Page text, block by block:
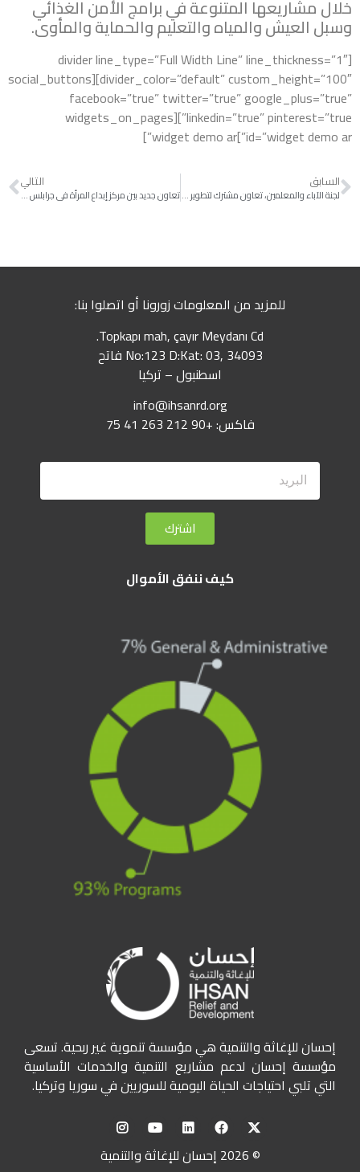
خلال مشاريعها المتنوعة في برامج الأمن الغذائي
وسبل العيش والمياه والتعليم والحماية والمأوى.
[divider line_type=”Full Width Line” line_thickness=”1″
divider_color=”default” custom_height=”100″][social_buttons
facebook=”true” twitter=”true” google_plus=”true”
linkedin=”true” pinterest=”true”][widgets_on_pages
id=”widget demo ar”]widget demo ar”]
السابق
لجنة الآباء والمعلمين، تعاون مشترك لتطوير المدارس المدعومة من مؤسسة إحسان
التالي
تعاون جديد بين مركز إبداع المرأة في جرابلس ولجنة إعادة الاستقرار بهدف دعم وتمكين المرأة
للمزيد من المعلومات زورونا أو اتصلوا بنا:
Topkapı mah, çayır Meydanı Cd.
No:123 D:Kat: 03, 34093 فاتح
اسطنبول – تركيا
info@ihsanrd.org
فاكس: +90 212 263 41 75
اشترك
كيف ننفق الأموال
إحسان للإغاثة والتنمية هي مؤسسة تنموية غير ربحية. تسعى
مؤسسة إحسان لدعم مشاريع التنمية والخدمات الأساسية
التي تلبي احتياجات الحياة اليومية للسوريين في سوريا وتركيا.
© 2026 إحسان للإغاثة والتنمية